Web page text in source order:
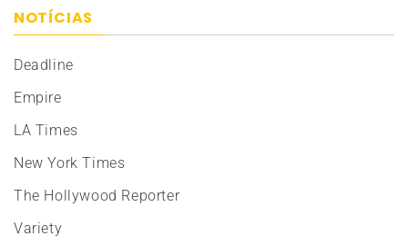
NOTÍCIAS
Deadline
Empire
LA Times
New York Times
The Hollywood Reporter
Variety